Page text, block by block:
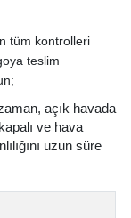
tüm kontrolleri
teslim
açık havada
ve hava
uzun süre